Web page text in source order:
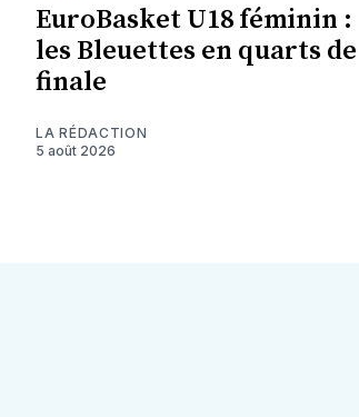
EuroBasket U18 féminin :
les Bleuettes en quarts de
finale
LA RÉDACTION
5 août 2026